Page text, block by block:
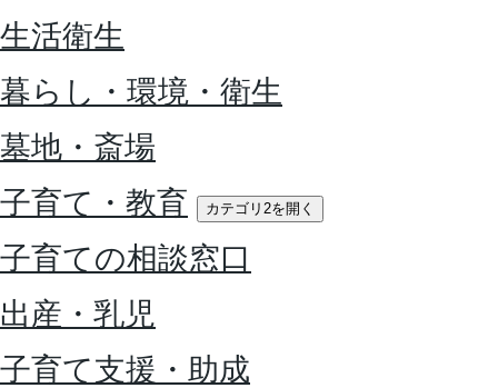
生活衛生
暮らし・環境・衛生
墓地・斎場
子育て・教育
カテゴリ2を開く
子育ての相談窓口
出産・乳児
子育て支援・助成